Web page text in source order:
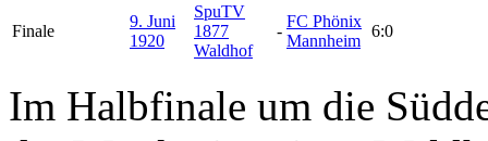
Finale
9. Juni
1920
SpuTV
1877
Waldhof
-
FC Phönix
Mannheim
6:0
Im Halbfinale um die